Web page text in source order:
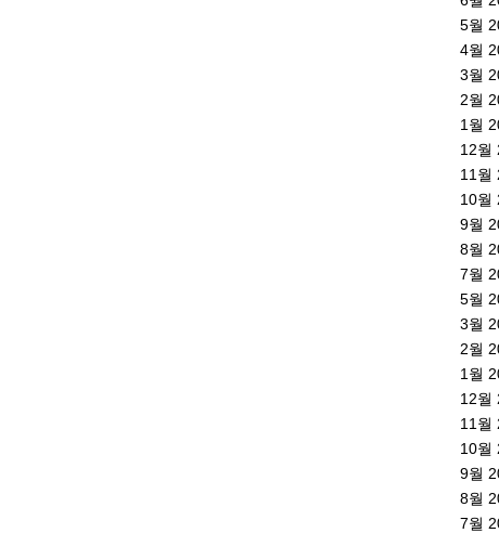
5월
4월
3월
2월
1월
12월
11월
10월
9월
8월
7월
5월
3월
2월
1월
12월
11월
10월
9월
8월
7월